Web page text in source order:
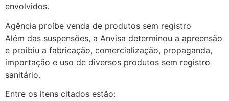
envolvidos.
Agência proíbe venda de produtos sem registro
Além das suspensões, a Anvisa determinou a apreensão
e proibiu a fabricação, comercialização, propaganda,
importação e uso de diversos produtos sem registro
sanitário.
Entre os itens citados estão: